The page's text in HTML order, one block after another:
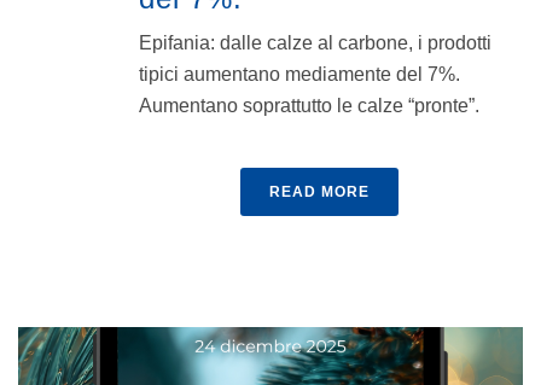
Epifania: dalle calze al carbone, i prodotti
tipici aumentano mediamente del 7%.
Aumentano soprattutto le calze “pronte”.
READ MORE